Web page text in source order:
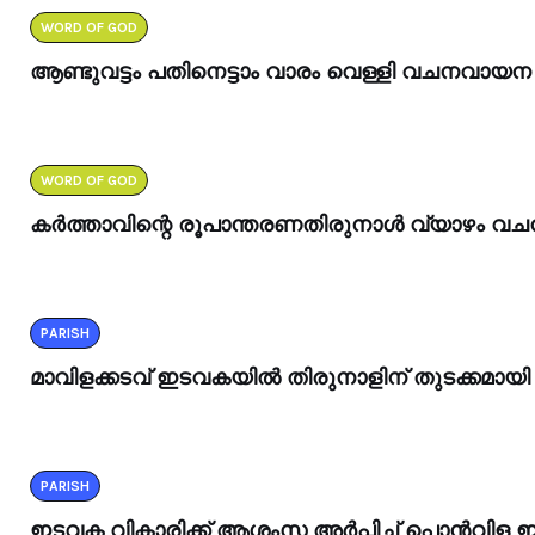
WORD OF GOD
ആണ്ടുവട്ടം പതിനെട്ടാം വാരം വെള്ളി വചനവായന
WORD OF GOD
കർത്താവിന്റെ രൂപാന്തരണതിരുനാൾ വ്യാഴം
PARISH
മാവിളക്കടവ് ഇടവകയിൽ തിരുനാളിന് തുടക്കമായി
PARISH
ഇടവക വികാരിക്ക് ആശംസ അർപ്പിച്ച് പൊൻവിള